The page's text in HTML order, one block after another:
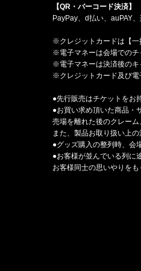
【QR・バーコード決済】
PayPay、d払い、auPAY
※クレジットカードは【一
※電子マネーは会場でのチ
※電子マネーは決済後のキ
※クレジットカード及び電
●先行販売はチケットをお
●お買い求め頂いた商品・
売場を離れた後のクレー
また、製品お取り扱い上
●グッズ購入の整列時、会
●お客様が並んでいる列に
お客様同士の思いやりをも